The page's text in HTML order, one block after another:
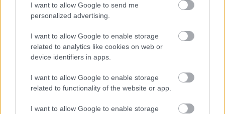
I want to allow Google to send me
personalized advertising.
I want to allow Google to enable storage
related to analytics like cookies on web or
device identifiers in apps.
I want to allow Google to enable storage
related to functionality of the website or app.
I want to allow Google to enable storage
VECSEI H. MIKLÓS A ZSÁMBÉKI NYÁRI
SZÍNHÁZRÓL
ERDŐ VAN IDEBENN: TÓTH MARCSI AZ ÚJ
MARGÓ-DÍJAS